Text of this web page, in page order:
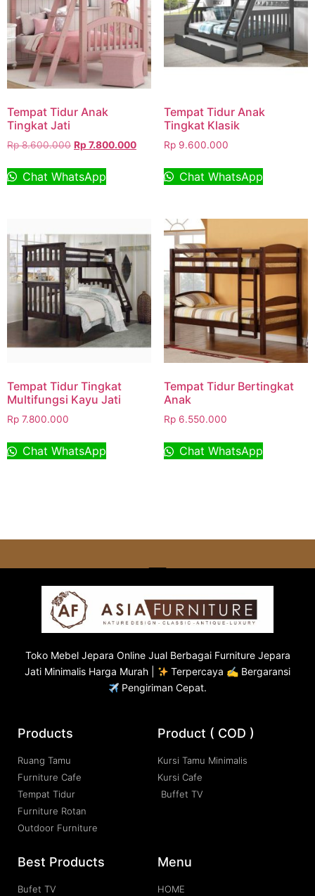
Tempat Tidur Anak
Tingkat Jati
Rp8.600.000 Rp 7.800.000
Chat WhatsApp
Tempat Tidur Anak
Tingkat Klasik
Rp9.600.000
Chat WhatsApp
Tempat Tidur Tingkat
Multifungsi Kayu Jati
Rp 7.800.000
Chat WhatsApp
Tempat Tidur Bertingkat
Anak
Rp6.550.000
Chat WhatsApp
Toko Mebel Jepara Online Jual Berbagai Furniture Jepara
Jati Minimalis Harga Murah |
Terpercaya ✍ Bergaransi
Pengiriman Cepat.
Products
Ruang Tamu
Furniture Cafe
Tempat Tidur
Furniture Rotan
Outdoor Furniture
Product ( COD )
Kursi Tamu Minimalis
Kursi Cafe
Buffet TV
Best Products
Bufet TV
Menu
HOME